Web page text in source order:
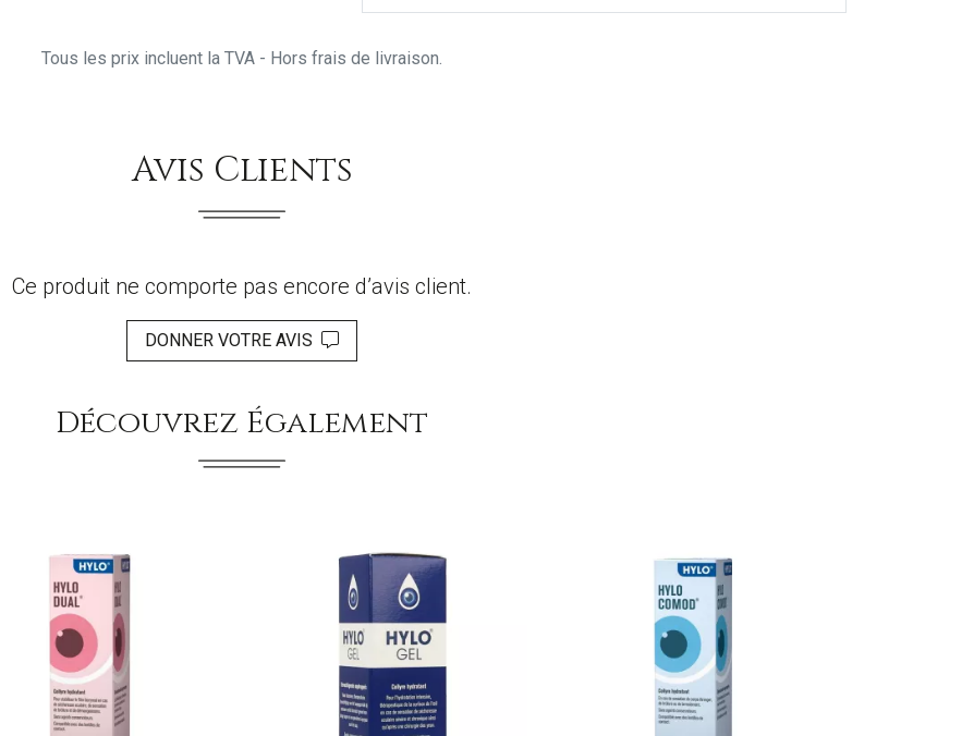
Tous les prix incluent la TVA - Hors frais de livraison.
Avis Clients
Ce produit ne comporte pas encore d’avis client.
DONNER VOTRE AVIS
Découvrez Également